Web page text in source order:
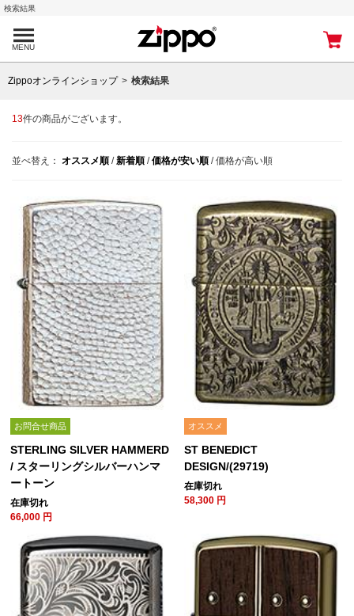
検索結果
MENU
Zippoオンラインショップ 検索結果
13件の商品がございます。
並べ替え： オススメ順 /新着順 /価格が安い順 /価格が高い順
お問合せ商品
STERLING SILVER HAMMERD
/ スターリングシルバーハンマ
ートーン
在庫切れ
66,000 円
オススメ
ST BENEDICT
DESIGN/(29719)
在庫切れ
58,300 円